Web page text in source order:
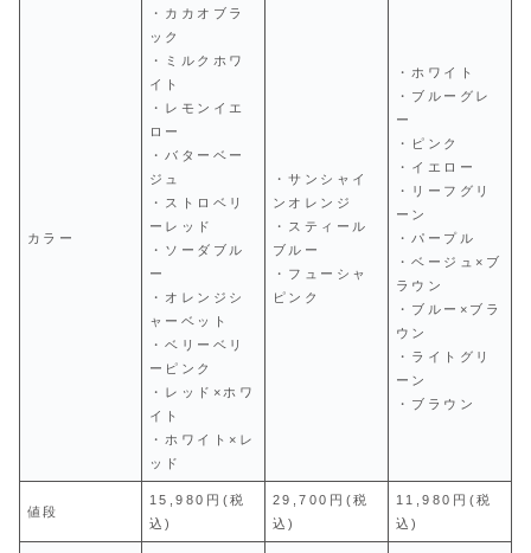
カラー
・カカオブラ
ック
・ミルクホワ
イト
・レモンイエ
ロー
・バターベー
ジュ
・ストロベリ
ーレッド
・ソーダブル
ー
・オレンジシ
ャーベット
・ベリーベリ
ーピンク
・レッド×ホワ
イト
・ホワイト×レ
ッド
・サンシャイ
ンオレンジ
・スティール
ブルー
・フューシャ
ピンク
・ホワイト
・ブルーグレ
ー
・ピンク
・イエロー
・リーフグリ
ーン
・パープル
・ベージュ×ブ
ラウン
・ブルー×ブラ
ウン
・ライトグリ
ーン
・ブラウン
値段
15,980円(税
込)
29,700円(税
込)
11,980円(税
込)